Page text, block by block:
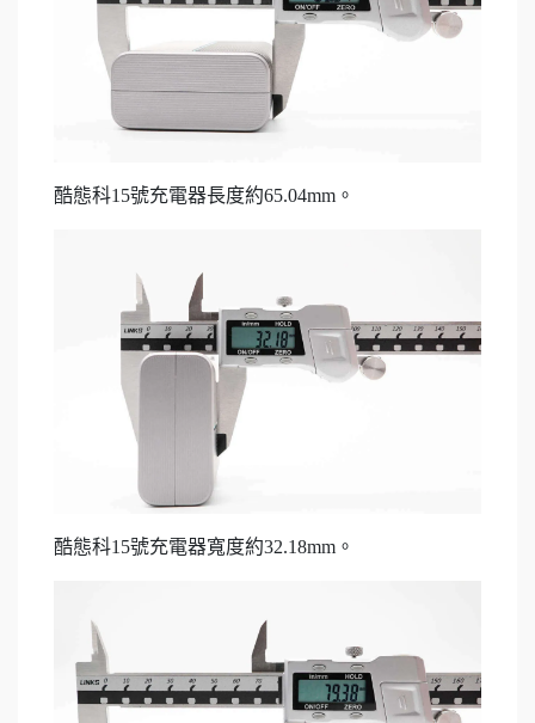
酷態科15號充電器長度約65.04mm。
酷態科15號充電器寬度約32.18mm。